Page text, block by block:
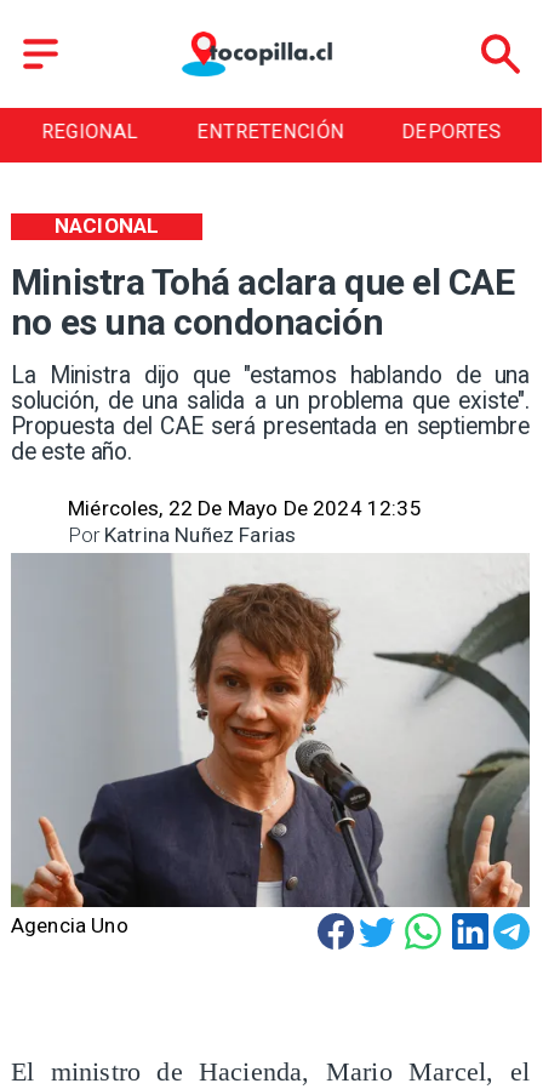
REGIONAL ENTRETENCIÓN DEPORTES
Ministra Tohá aclara que el CAE
no es una condonación
La Ministra dijo que "estamos hablando de una
solución, de una salida a un problema que existe".
Propuesta del CAE será presentada en septiembre
de este año.
NACIONAL
Miércoles, 22 De Mayo De 2024 12:35
Katrina Nuñez Farias
Por
Agencia Uno
El ministro de Hacienda, Mario Marcel, el